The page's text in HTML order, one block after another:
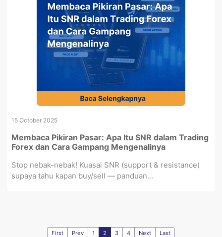
15 October 2025
Membaca Pikiran Pasar: Apa Itu SNR dalam Trading
Forex dan Cara Gampang Mengenalinya
Stop nebak-nebak! Kuasai SNR (support & resistance)
supaya tahu kapan buy/sell — panduan...
First Prev 1 2 3 4 Next Last